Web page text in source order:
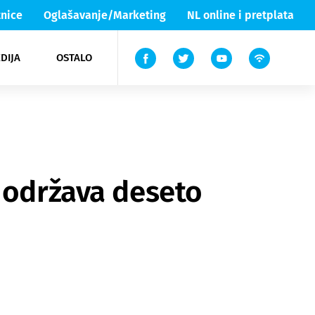
Oglašavanje/Marketing NL online i pretplata
OSTALO
Lika & Senj
TV
deseto